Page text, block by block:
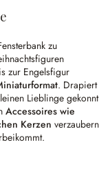
zu
zur Engelsfigur
. Drapiert
Lieblinge gekonnt
Accessoires wie
Kerzen verzaubern